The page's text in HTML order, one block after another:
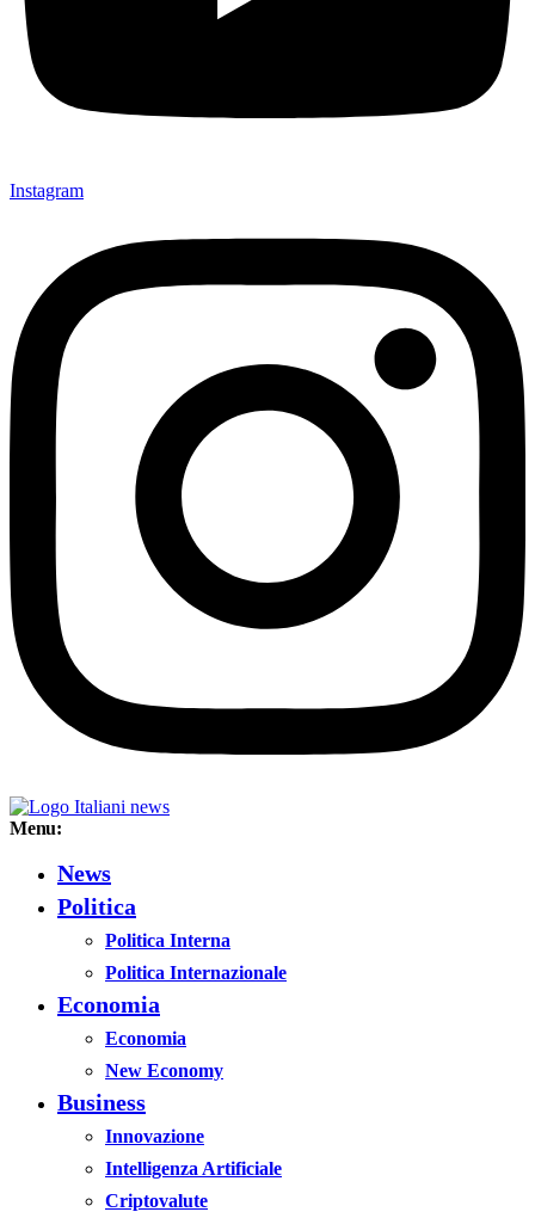
Instagram
Menu:
News
Politica
Politica Interna
Politica Internazionale
Economia
Economia
New Economy
Business
Innovazione
Intelligenza Artificiale
Criptovalute